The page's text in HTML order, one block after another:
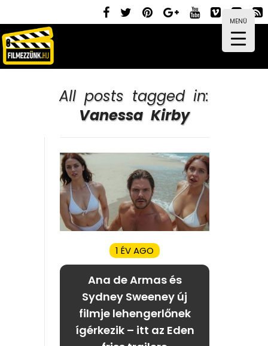
MENÜ
All posts tagged in:
Vanessa Kirby
1 ÉV AGO
Ana de Armas és
Sydney Sweeney új
filmje lehengerlőnek
ígérkezik – itt az Eden